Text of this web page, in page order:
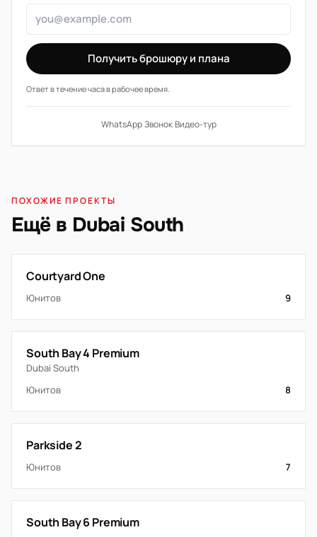
Получить брошюру и плана
Ответ в течение часа в рабочее время.
WhatsApp·Звонок·Видео-тур
ПОХОЖИЕ ПРОЕКТЫ
Ещё в Dubai South
Courtyard One
Юнитов 9
South Bay 4 Premium
Dubai South
Юнитов
8
Parkside 2
Юнитов 7
South Bay 6 Premium